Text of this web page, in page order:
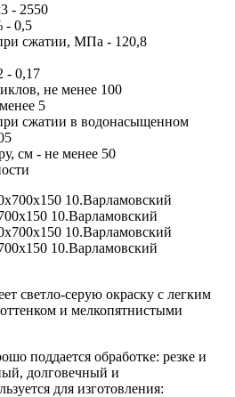
- 2550
- 0,5
сжатии, МПа - 120,8
- 0,17
не менее 100
5
сжатии в водонасыщенном
см - не менее 50
10.Варламовский
10.Варламовский
светло-серую окраску с легким
и мелкопятнистыми
поддается обработке: резке и
долговечный и
для изготовления: